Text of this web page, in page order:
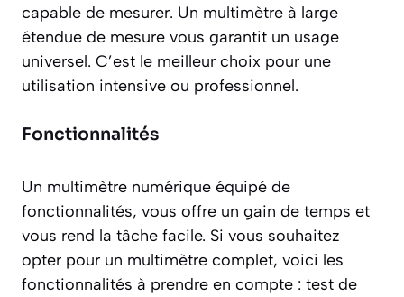
capable de mesurer. Un multimètre à large
étendue de mesure vous garantit un usage
universel. C’est le meilleur choix pour une
utilisation intensive ou professionnel.
Fonctionnalités
Un multimètre numérique équipé de
fonctionnalités, vous offre un gain de temps et
vous rend la tâche facile. Si vous souhaitez
opter pour un multimètre complet, voici les
fonctionnalités à prendre en compte : test de